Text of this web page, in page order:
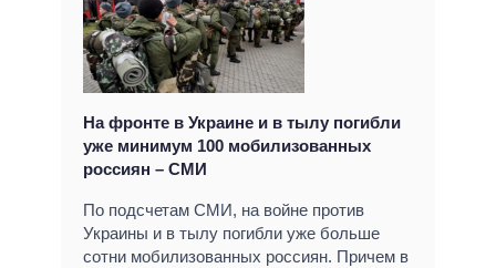
На фронте в Украине и в тылу погибли
уже минимум 100 мобилизованных
россиян – СМИ
По подсчетам СМИ, на войне против
Украины и в тылу погибли уже больше
сотни мобилизованных россиян. Причем в